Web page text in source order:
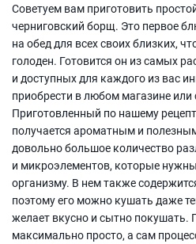
Советуем вам приготовить
черниговский борщ. Это первое
на обед для всех своих близких,
голоден. Готовится он из самых
и доступных для каждого из вас
приобрести в любом магазине или
Приготовленный по нашему
получается ароматным и
довольно большое количество
и микроэлементов, которые
организму. В нем также
поэтому его можно кушать даже
желает вкусно и сытно покушать.
максимально просто, а сам